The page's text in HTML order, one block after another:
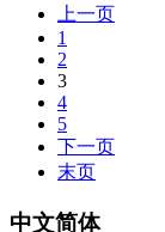
上一页
1
2
3
4
5
下一页
末页
中文简体